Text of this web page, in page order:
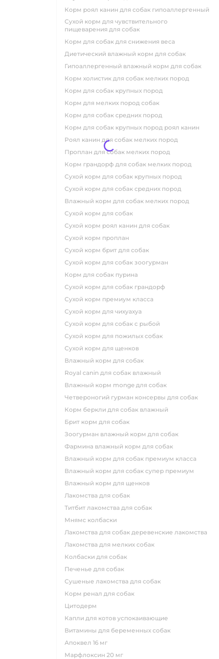
корм роял канин для собак гипоаллергенный
сухой корм для чувствительного
пищеварения для собак
корм для собак для снижения веса
диетический влажный корм для собак
гипоаллергенный влажный корм для собак
корм холистик для собак мелких пород
корм для собак крупных пород
корм для мелких пород собак
корм для собак средних пород
корм для собак крупных пород роял канин
роял канин для собак мелких пород
проплан для собак мелких пород
корм грандорф для собак мелких пород
сухой корм для собак крупных пород
сухой корм для собак средних пород
влажный корм для собак мелких пород
сухой корм для собак
сухой корм роял канин для собак
сухой корм проплан
сухой корм брит для собак
сухой корм для собак зоогурман
корм для собак пурина
сухой корм для собак грандорф
сухой корм премиум класса
сухой корм для чихуахуа
сухой корм для собак с рыбой
сухой корм для пожилых собак
сухой корм для щенков
влажный корм для собак
royal canin для собак влажный
влажный корм monge для собак
четвероногий гурман консервы для собак
корм беркли для собак влажный
брит корм для собак
зоогурман влажный корм для собак
фармина влажный корм для собак
влажный корм для собак премиум класса
влажный корм для собак супер премиум
влажный корм для щенков
лакомства для собак
титбит лакомства для собак
мнямс колбаски
лакомства для собак деревенские лакомства
лакомства для мелких собак
колбаски для собак
печенье для собак
сушеные лакомства для собак
корм ренал для собак
цитодерм
капли для котов успокаивающие
витамины для беременных собак
апоквел 16 мг
марфлоксин 20 мг